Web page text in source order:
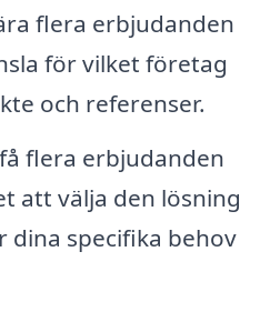
flera erbjudanden
för vilket företag
och referenser.
flera erbjudanden
att välja den lösning
dina specifika behov